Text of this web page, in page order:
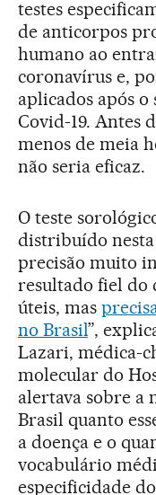
testes
de anticorpos
humano ao
coronavírus e,
aplicados após
Covid-19. Antes
menos de meia
não seria eficaz.
O teste
distribuído
precisão muito
resultado fiel do
úteis, mas
no Brasil”,
Lazari, médica-
molecular do
alertava sobre a
Brasil quanto
a doença e o
vocabulário
especificidade